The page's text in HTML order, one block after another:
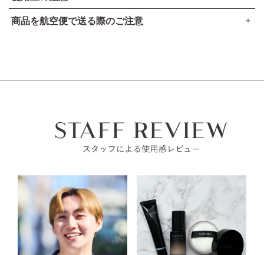
傷やはれもの、湿疹等異常のあるところにはお使いにならな
使用したお肌に、直射日光があたって上記のような異常
があらわれた場合。
とがありますので、皮フ科医にご相談されることをおすすめ
します。
目に入らないように注意し、入った時は、すぐに充分洗い流
してください。
子供や認知症の方などの誤食等を防ぐため、置き場所にご注
商品を航空便で送る際のご注意
アルコール24％以下